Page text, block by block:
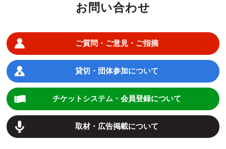
お問い合わせ
ご質問・ご意見・ご指摘
貸切・団体参加について
チケットシステム・会員登録について
取材・広告掲載について